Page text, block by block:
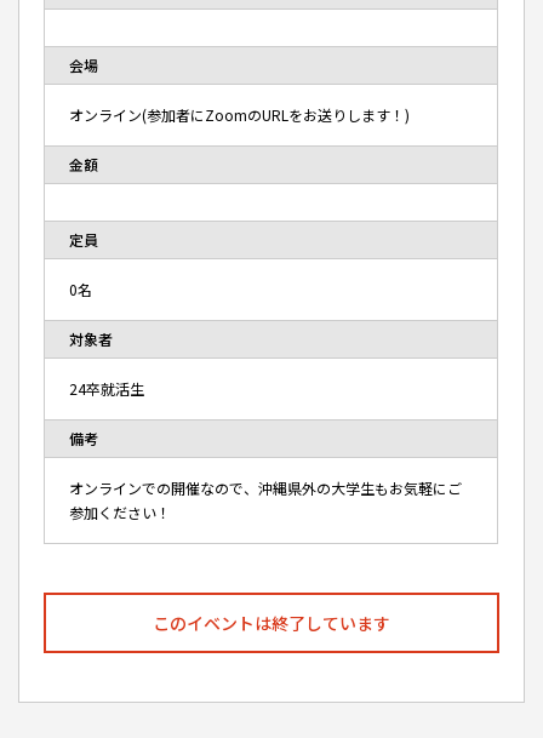
会場
オンライン(参加者にZoomのURLをお送りします！)
金額
定員
0名
対象者
24卒就活生
備考
オンラインでの開催なので、沖縄県外の大学生もお気軽にご
参加ください！
このイベントは終了しています